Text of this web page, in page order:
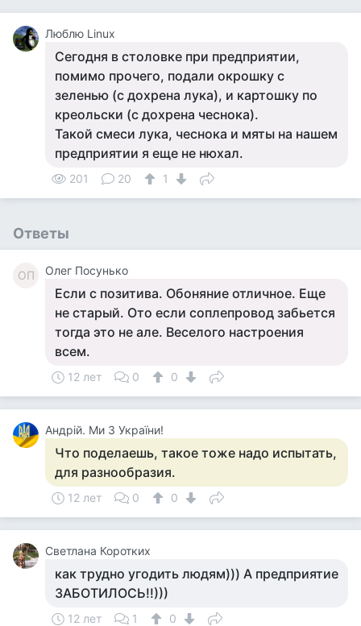
Люблю Linux
Сегодня в столовке при предприятии,
помимо прочего, подали окрошку с
зеленью (с дохрена лука), и картошку по
креольски (с дохрена чеснока).
Такой смеси лука, чеснока и мяты на нашем
предприятии я еще не нюхал.
201 20 1
Ответы
ОП Олег Посунько
Если с позитива. Обоняние отличное. Еще
не старый. Ото если соплепровод забьется
тогда это не але. Веселого настроения
всем.
12 лет 0 0
Андрій. Ми З України!
Что поделаешь, такое тоже надо испытать,
для разнообразия.
12 лет 0 0
Светлана Коротких
как трудно угодить людям))) А предприятие
ЗАБОТИЛОСЬ!!)))
12 лет 1
0